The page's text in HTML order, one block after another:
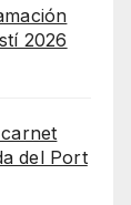
2026
del Port